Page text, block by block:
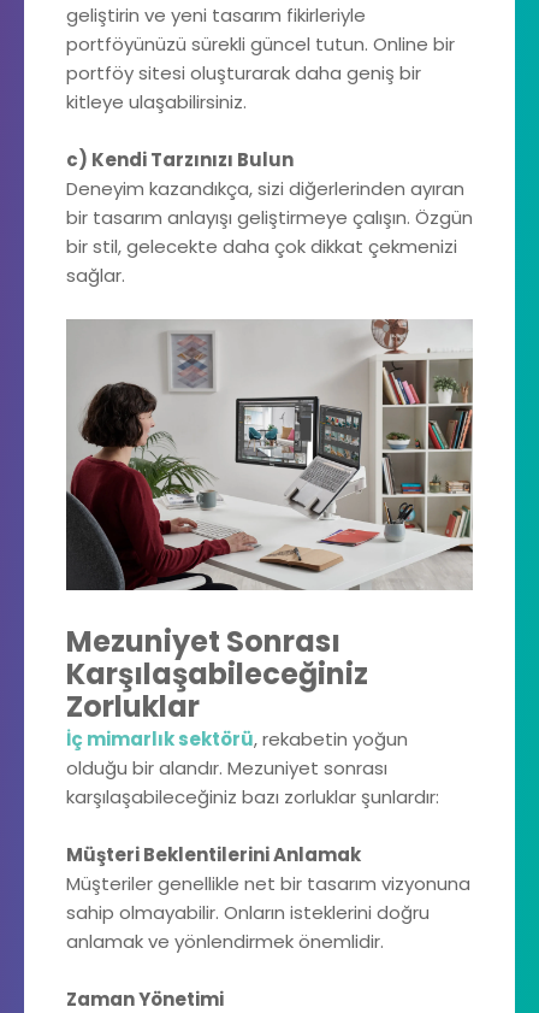
geliştirin ve yeni tasarım fikirleriyle
portföyünüzü sürekli güncel tutun. Online bir
portföy sitesi oluşturarak daha geniş bir
kitleye ulaşabilirsiniz.
c) Kendi Tarzınızı Bulun
Deneyim kazandıkça, sizi diğerlerinden ayıran
bir tasarım anlayışı geliştirmeye çalışın. Özgün
bir stil, gelecekte daha çok dikkat çekmenizi
sağlar.
Mezuniyet Sonrası
Karşılaşabileceğiniz
Zorluklar
İç mimarlık sektörü, rekabetin yoğun
olduğu bir alandır. Mezuniyet sonrası
karşılaşabileceğiniz bazı zorluklar şunlardır:
Müşteri Beklentilerini Anlamak
Müşteriler genellikle net bir tasarım vizyonuna
sahip olmayabilir. Onların isteklerini doğru
anlamak ve yönlendirmek önemlidir.
Zaman Yönetimi